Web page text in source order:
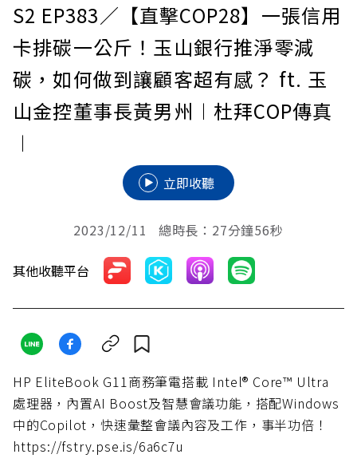
S2 EP383／【直擊COP28】一張信用
卡排碳一公斤！玉山銀行推淨零減
碳，如何做到讓顧客超有感？ ft. 玉
山金控董事長黃男州︱杜拜COP傳真
︱
立即收聽
2023/12/11 總時長：27分鐘56秒
其他收聽平台
HP EliteBook G11商務筆電搭載 Intel® Core™ Ultra
處理器，內置AI Boost及智慧會議功能，搭配Windows
中的Copilot，快速彙整會議內容及工作，事半功倍！
https://fstry.pse.is/6a6c7u